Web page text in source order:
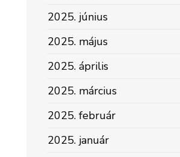
2025. június
2025. május
2025. április
2025. március
2025. február
2025. január